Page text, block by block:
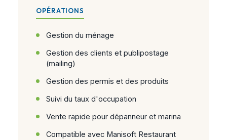
OPÉRATIONS
Gestion du ménage
Gestion des clients et publipostage
(mailing)
Gestion des permis et des produits
Suivi du taux d'occupation
Vente rapide pour dépanneur et marina
Compatible avec Manisoft Restaurant